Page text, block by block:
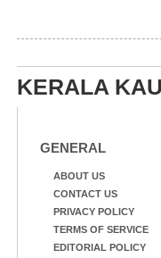
KERALA
GENERAL
ABOUT US
CONTACT US
PRIVACY POLICY
TERMS OF SERVICE
EDITORIAL POLICY